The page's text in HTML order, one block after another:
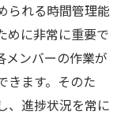
られる時間管理能
めに非常に重要で
メンバーの作業が
きます。そのた
、進捗状況を常に